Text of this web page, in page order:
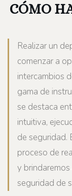
CÓMO
Realizar un
comenzar a
intercambios
gama de
se destaca
intuitiva,
de seguridad.
proceso de
y
seguridad de